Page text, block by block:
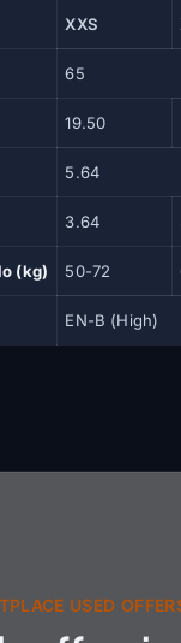
XXS
65
19.50
5.64
3.64
(kg) 50-72
EN-B (High)
USED